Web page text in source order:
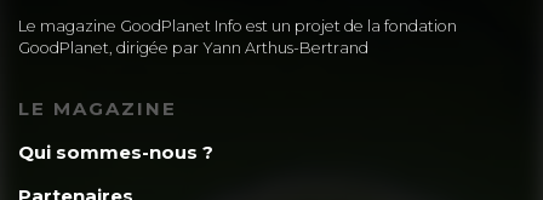
Le magazine GoodPlanet Info est un projet de la fondation
GoodPlanet, dirigée par Yann Arthus-Bertrand
LE MAGAZINE
Qui sommes-nous ?